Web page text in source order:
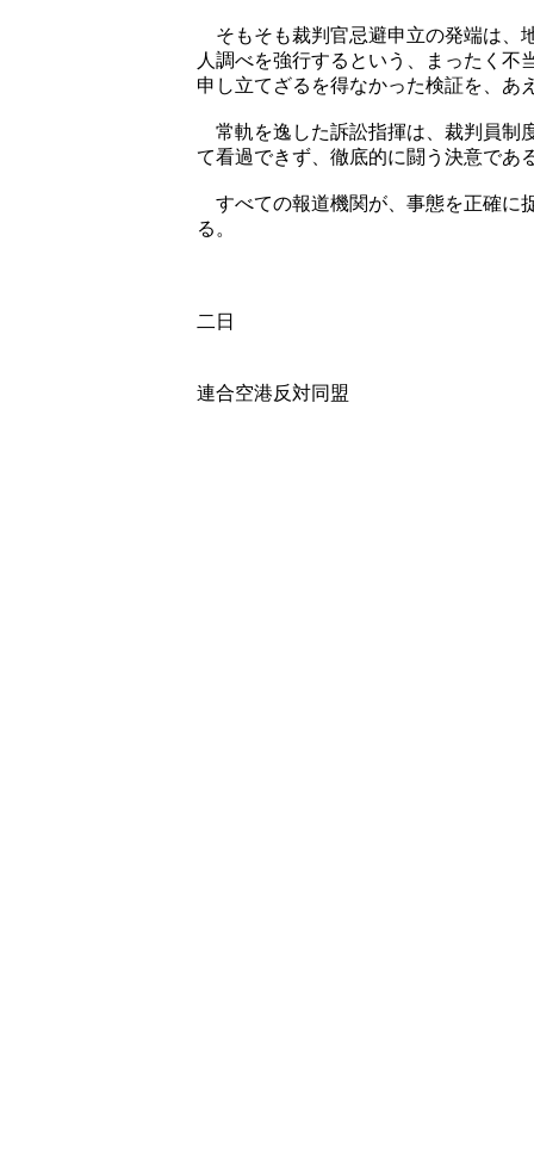
そもそも裁判官忌避申立の発端は、
人調べを強行するという、まったく不
申し立てざるを得なかった検証を、あ
常軌を逸した訴訟指揮は、裁判員制
て看過できず、徹底的に闘う決意であ
すべての報道機関が、事態を正確に
る。
二日
連合空港反対同盟